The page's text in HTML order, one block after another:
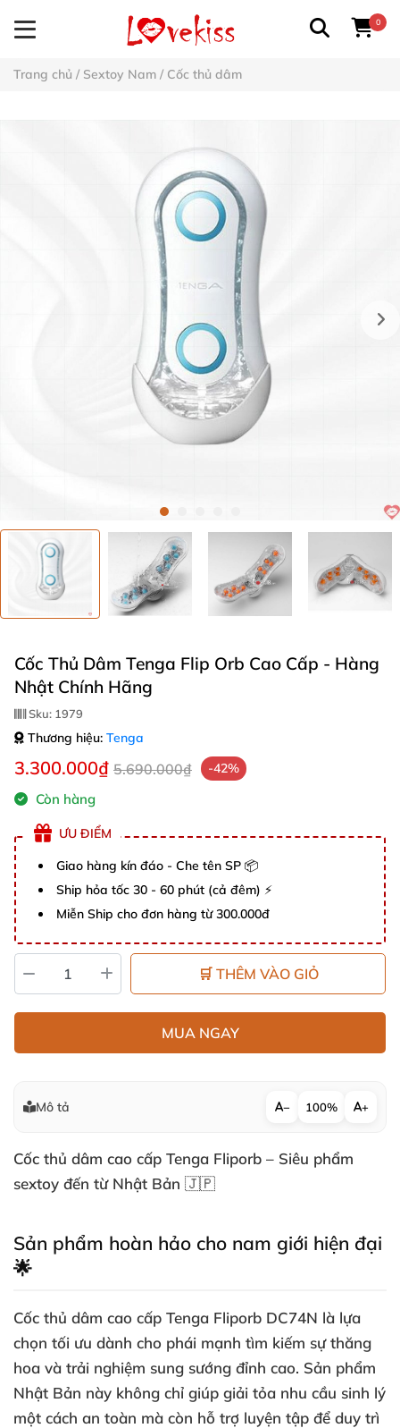
0
Trang chủ / Sextoy Nam / Cốc thủ dâm
Cốc Thủ Dâm Tenga Flip Orb Cao Cấp - Hàng
Nhật Chính Hãng
Sku: 1979
Thương hiệu: Tenga
3.300.000₫ 5.690.000₫ -42%
Còn hàng
ƯU ĐIỂM
Giao hàng kín đáo - Che tên SP 📦
Ship hỏa tốc 30 - 60 phút (cả đêm) ⚡
Miễn Ship cho đơn hàng từ 300.000đ
🛒 THÊM VÀO GIỎ
MUA NGAY
Mô tả − 100% +
Cốc thủ dâm cao cấp Tenga Fliporb – Siêu phẩm
sextoy đến từ Nhật Bản 🇯🇵
Sản phẩm hoàn hảo cho nam giới hiện đại
🌟
Cốc thủ dâm cao cấp Tenga Fliporb DC74N là lựa
chọn tối ưu dành cho phái mạnh tìm kiếm sự thăng
hoa và trải nghiệm sung sướng đỉnh cao. Sản phẩm
Nhật Bản này không chỉ giúp giải tỏa nhu cầu sinh lý
một cách an toàn mà còn hỗ trợ luyện tập để duy trì